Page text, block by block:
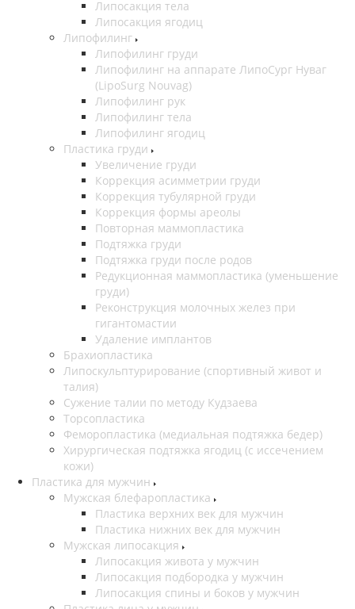
Липосакция тела
Липосакция ягодиц
Липофилинг
Липофилинг груди
Липофилинг на аппарате ЛипоСург Нуваг
(LipoSurg Nouvag)
Липофилинг рук
Липофилинг тела
Липофилинг ягодиц
Пластика груди
Увеличение груди
Коррекция асимметрии груди
Коррекция тубулярной груди
Коррекция формы ареолы
Повторная маммопластика
Подтяжка груди
Подтяжка груди после родов
Редукционная маммопластика (уменьшение
груди)
Реконструкция молочных желез при
гигантомастии
Удаление имплантов
Брахиопластика
Липоскульптурирование (спортивный живот и
талия)
Сужение талии по методу Кудзаева
Торсопластика
Феморопластика (медиальная подтяжка бедер)
Хирургическая подтяжка ягодиц (с иссечением
кожи)
Пластика для мужчин
Мужская блефаропластика
Пластика верхних век для мужчин
Пластика нижних век для мужчин
Мужская липосакция
Липосакция живота у мужчин
Липосакция подбородка у мужчин
Липосакция спины и боков у мужчин